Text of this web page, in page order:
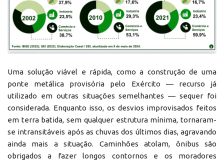
Uma solução viável e rápida, como a construção de uma
ponte metálica provisória pelo Exército — recurso já
utilizado em outras situações semelhantes — sequer foi
considerada. Enquanto isso, os desvios improvisados feitos
em terra batida, sem qualquer estrutura mínima, tornaram-
se intransitáveis após as chuvas dos últimos dias, agravando
ainda mais a situação. Caminhões atolam, ônibus são
obrigados a fazer longos contornos e os moradores